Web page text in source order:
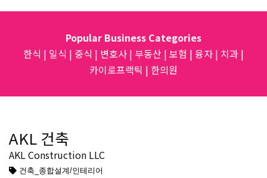
Popular Business Categories
한식 | 일식 | 중식 | 변호사 | 부동산 | 보험 | 융자 | 치과 |
카이로프랙틱 | 한의원
AKL 건축
AKL Construction LLC
건축_종합설계/인테리어